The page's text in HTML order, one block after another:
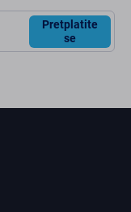
Pretplatite
se